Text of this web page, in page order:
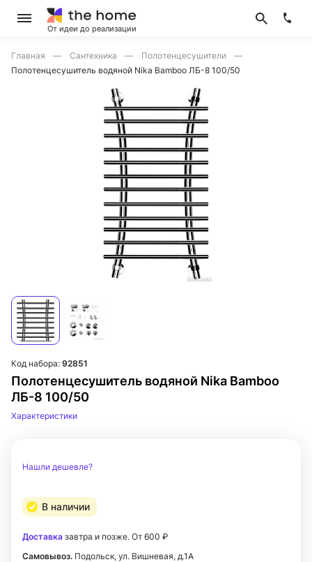
От идеи до реализации
Главная Сантехника
Полотенцесушители
Полотенцесушитель водяной Nika Bamboo ЛБ-8 100/50
Полотенцесушитель водяной Nika Bamboo
ЛБ-8 100/50
Код набора: 92851
Характеристики
Нашли дешевле?
В наличии
Доставка завтра и позже. От 600 ₽
Самовывоз. Подольск, ул. Вишневая, д.1А